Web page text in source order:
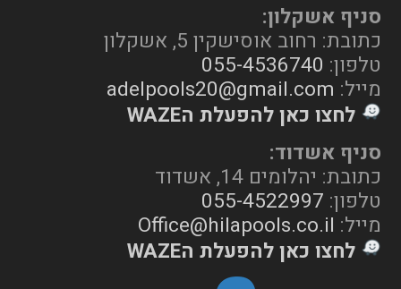
סניף אשקלון:
כתובת: רחוב אוסישקין 5, אשקלון
טלפון: 055-4536740
מייל: adelpools20@gmail.com
לחצו כאן להפעלת הWAZE
סניף אשדוד:
כתובת: יהלומים 14, אשדוד
טלפון: 055-4522997
מייל: Office@hilapools.co.il
לחצו כאן להפעלת הWAZE